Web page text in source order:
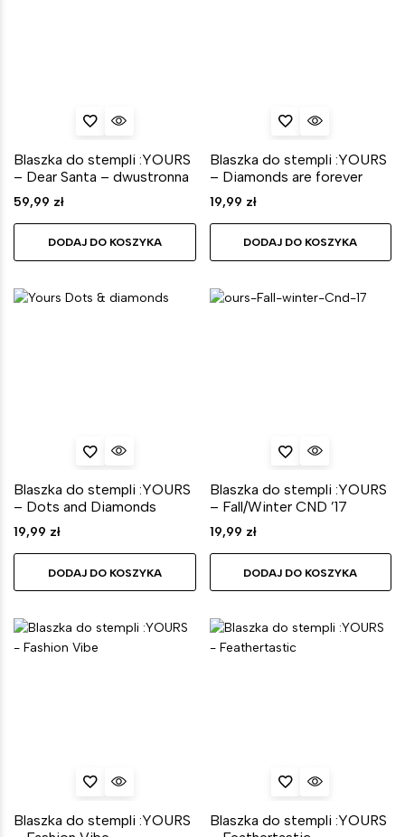
Blaszka do stempli :YOURS
– Dear Santa – dwustronna
59,99 zł
DODAJ DO KOSZYKA
Blaszka do stempli :YOURS
– Diamonds are forever
19,99 zł
DODAJ DO KOSZYKA
Blaszka do stempli :YOURS
– Dots and Diamonds
19,99 zł
DODAJ DO KOSZYKA
Blaszka do stempli :YOURS
– Fall/Winter CND ’17
19,99 zł
DODAJ DO KOSZYKA
Blaszka do stempli :YOURS
Blaszka do stempli :YOURS